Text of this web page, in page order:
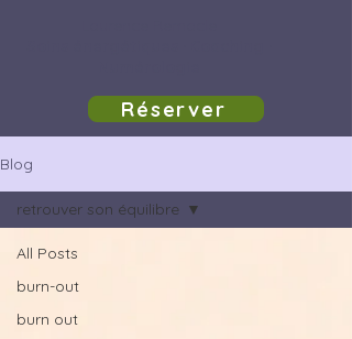
Réserver
Blog
All Posts
burn-out
burn out
retrouver son équilibre